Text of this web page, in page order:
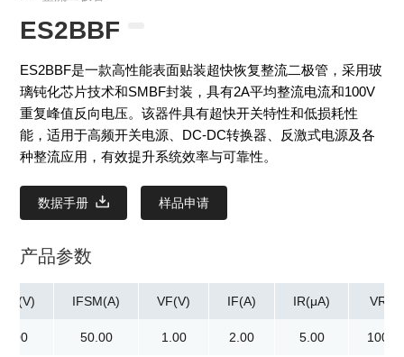
ES2BBF
ES2BBF是一款高性能表面贴装超快恢复整流二极管，采用玻
璃钝化芯片技术和SMBF封装，具有2A平均整流电流和100V
重复峰值反向电压。该器件具有超快开关特性和低损耗性
能，适用于高频开关电源、DC-DC转换器、反激式电源及各
种整流应用，有效提升系统效率与可靠性。
数据手册 样品申请
产品参数
IFSM(A)
50.00
VF(V)
1.00
IF(A)
2.00
IR(μA)
5.00
VR(V)